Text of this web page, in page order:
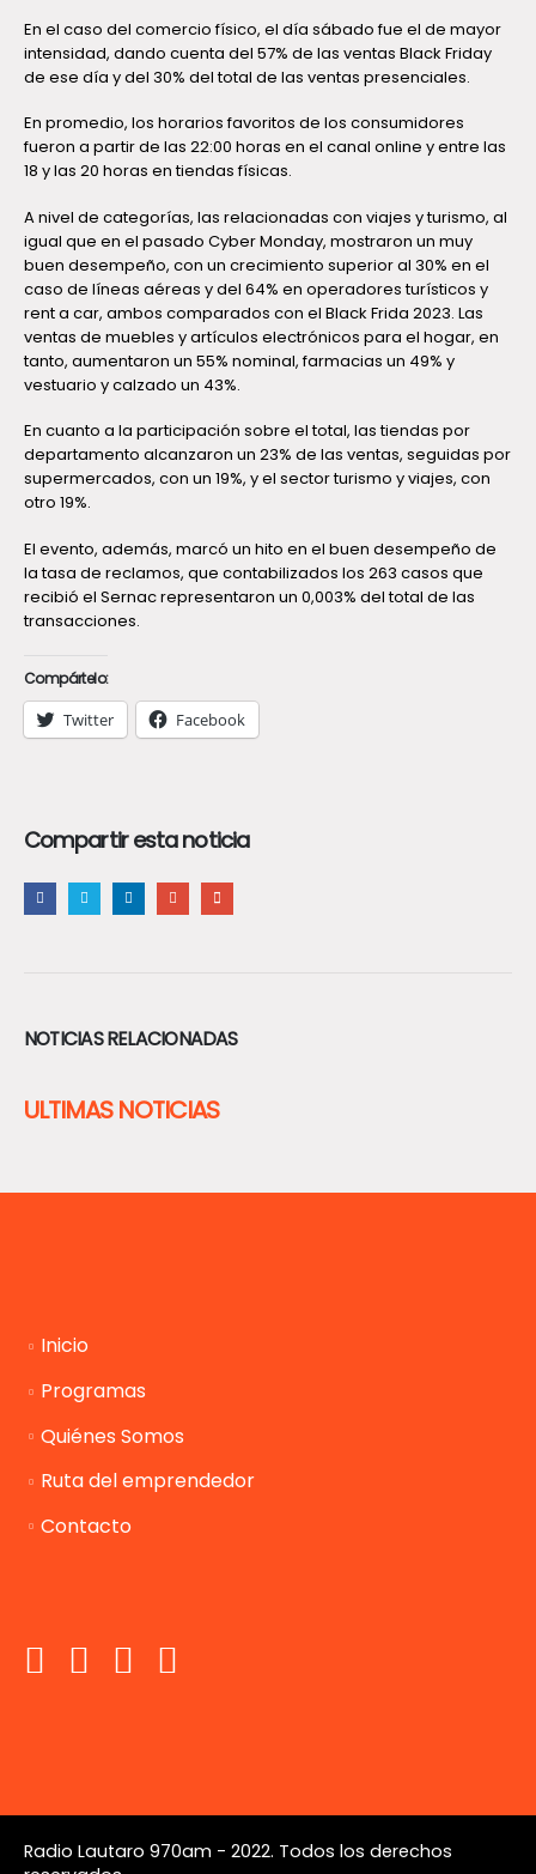
En el caso del comercio físico, el día sábado fue el de mayor
intensidad, dando cuenta del 57% de las ventas Black Friday
de ese día y del 30% del total de las ventas presenciales.
En promedio, los horarios favoritos de los consumidores
fueron a partir de las 22:00 horas en el canal online y entre las
18 y las 20 horas en tiendas físicas.
A nivel de categorías, las relacionadas con viajes y turismo, al
igual que en el pasado Cyber Monday, mostraron un muy
buen desempeño, con un crecimiento superior al 30% en el
caso de líneas aéreas y del 64% en operadores turísticos y
rent a car, ambos comparados con el Black Frida 2023. Las
ventas de muebles y artículos electrónicos para el hogar, en
tanto, aumentaron un 55% nominal, farmacias un 49% y
vestuario y calzado un 43%.
En cuanto a la participación sobre el total, las tiendas por
departamento alcanzaron un 23% de las ventas, seguidas por
supermercados, con un 19%, y el sector turismo y viajes, con
otro 19%.
El evento, además, marcó un hito en el buen desempeño de
la tasa de reclamos, que contabilizados los 263 casos que
recibió el Sernac representaron un 0,003% del total de las
transacciones.
Compártelo:
Twitter Facebook
Compartir esta noticia
NOTICIAS RELACIONADAS
ULTIMAS NOTICIAS
Inicio
Programas
Quiénes Somos
Ruta del emprendedor
Contacto
Radio Lautaro 970am - 2022. Todos los derechos